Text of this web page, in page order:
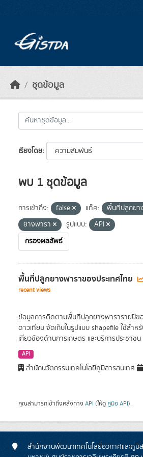
ชุดข้อมูล
เรียงโดย
พบ 1 ชุดข้อมูล
การเข้าถึง: false แท็ค:
พื้นที่ปลูกยา
ยางพารา
รูปแบบ:
API
กรองผลลัพธ์
พื้นที่ปลูกยางพาราของประเทศไทย
recent views
ข้อมูลการติดตามพื้นที่ปลูกยางพารารายปีข
ดาวเทียม จัดเก็บในรูปแบบ shapefile ใช้สำห
เกี่ยวข้องด้านการเกษตร และบริการประชาชน
API
สำนักนวัตกรรมเทคโนโลยีภูมิสารสนเทศ
คุณสามารถเข้าถึงคลังทาง API (ให้ดู คู่มือ API).
สำนักงานพัฒนาเทคโนโลยีอวกาศและภูมิ